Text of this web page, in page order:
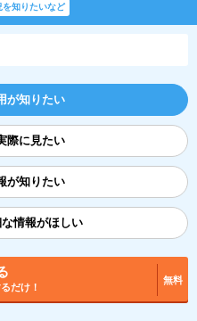
を知りたいなど
が知りたい
際に見たい
が知りたい
情報がほしい
だけ！
無料